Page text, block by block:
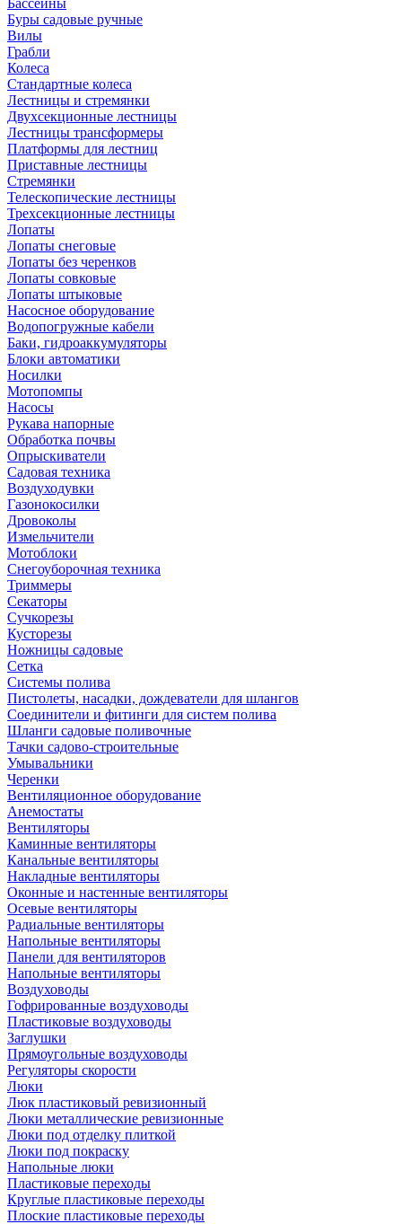
Бассейны
Буры садовые ручные
Вилы
Грабли
Колеса
Стандартные колеса
Лестницы и стремянки
Двухсекционные лестницы
Лестницы трансформеры
Платформы для лестниц
Приставные лестницы
Стремянки
Телескопические лестницы
Трехсекционные лестницы
Лопаты
Лопаты снеговые
Лопаты без черенков
Лопаты совковые
Лопаты штыковые
Насосное оборудование
Водопогружные кабели
Баки, гидроаккумуляторы
Блоки автоматики
Носилки
Мотопомпы
Насосы
Рукава напорные
Обработка почвы
Опрыскиватели
Садовая техника
Воздуходувки
Газонокосилки
Дровоколы
Измельчители
Мотоблоки
Снегоуборочная техника
Триммеры
Секаторы
Сучкорезы
Кусторезы
Ножницы садовые
Сетка
Системы полива
Пистолеты, насадки, дождеватели для шлангов
Соединители и фитинги для систем полива
Шланги садовые поливочные
Тачки садово-строительные
Умывальники
Черенки
Вентиляционное оборудование
Анемостаты
Вентиляторы
Каминные вентиляторы
Канальные вентиляторы
Накладные вентиляторы
Оконные и настенные вентиляторы
Осевые вентиляторы
Радиальные вентиляторы
Напольные вентиляторы
Панели для вентиляторов
Напольные вентиляторы
Воздуховоды
Гофрированные воздуховоды
Пластиковые воздуховоды
Заглушки
Прямоугольные воздуховоды
Регуляторы скорости
Люки
Люк пластиковый ревизионный
Люки металлические ревизионные
Люки под отделку плиткой
Люки под покраску
Напольные люки
Пластиковые переходы
Круглые пластиковые переходы
Плоские пластиковые переходы